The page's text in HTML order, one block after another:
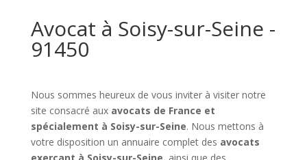
Avocat à Soisy-sur-Seine -
91450
Nous sommes heureux de vous inviter à visiter notre
site consacré aux avocats de France et
spécialement à Soisy-sur-Seine. Nous mettons à
votre disposition un annuaire complet des avocats